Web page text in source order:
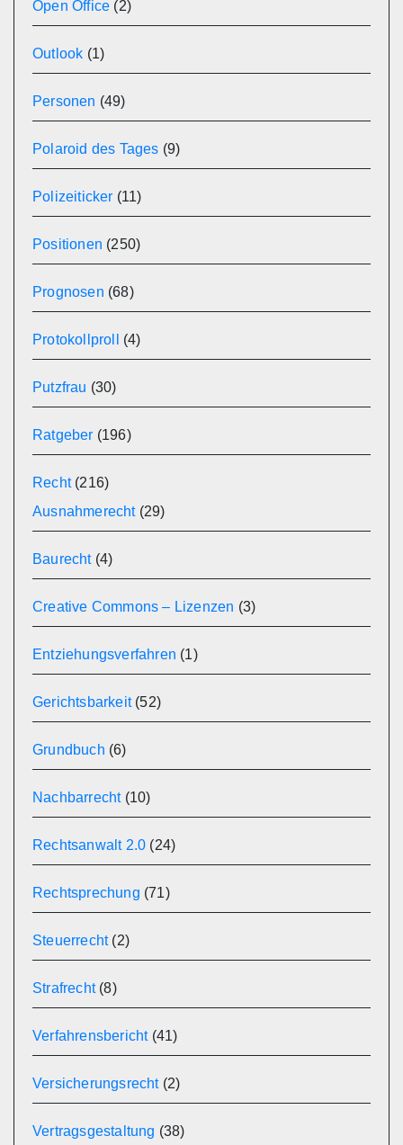
Open Office (2)
Outlook (1)
Personen (49)
Polaroid des Tages (9)
Polizeiticker (11)
Positionen (250)
Prognosen (68)
Protokollproll (4)
Putzfrau (30)
Ratgeber (196)
Recht(216)
Ausnahmerecht(29)
Baurecht(4)
Creative Commons – Lizenzen (3)
Entziehungsverfahren (1)
Gerichtsbarkeit(52)
Grundbuch (6)
Nachbarrecht(10)
Rechtsanwalt 2.0 (24)
Rechtsprechung (71)
Steuerrecht(2)
Strafrecht(8)
Verfahrensbericht(41)
Versicherungsrecht(2)
Vertragsgestaltung (38)